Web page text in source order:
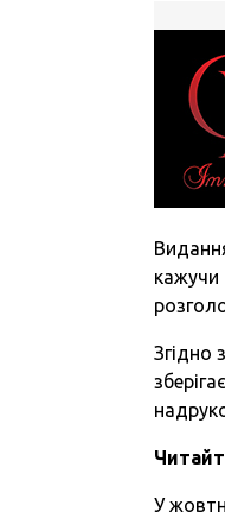
кажучи
Згідно
У